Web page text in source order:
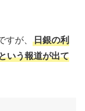
が、 日銀の利
いう報道が出て